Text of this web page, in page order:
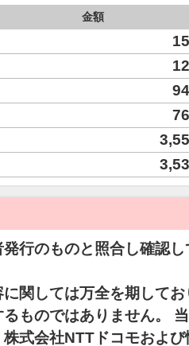
金額
行のものと照合し確認し
関しては万全を期してお
ものではありません。
式会社NTTドコモおよび